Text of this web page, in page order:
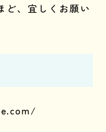
ど、宜しくお願い